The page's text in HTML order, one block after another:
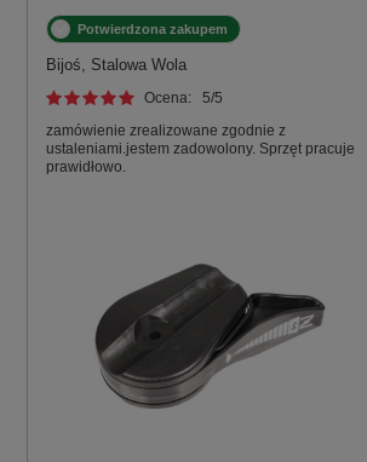
Potwierdzona zakupem
Bijoś, Stalowa Wola
Ocena: 5/5
zamówienie zrealizowane zgodnie z
ustaleniami.jestem zadowolony. Sprzęt pracuje
prawidłowo.